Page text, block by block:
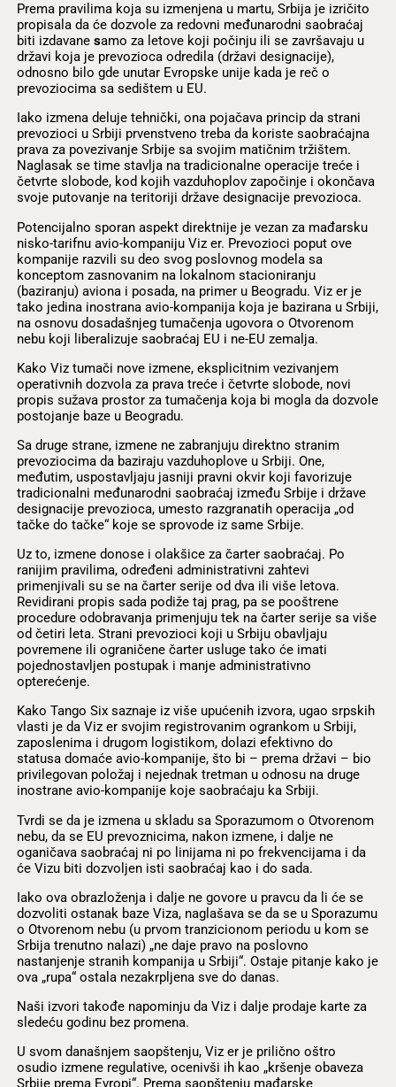
Prema pravilima koja su izmenjena u martu, Srbija je izričito
propisala da će dozvole za redovni međunarodni saobraćaj
biti izdavane samo za letove koji počinju ili se završavaju u
državi koja je prevozioca odredila (državi designacije),
odnosno bilo gde unutar Evropske unije kada je reč o
prevoziocima sa sedištem u EU.
Iako izmena deluje tehnički, ona pojačava princip da strani
prevozioci u Srbiji prvenstveno treba da koriste saobraćajna
prava za povezivanje Srbije sa svojim matičnim tržištem.
Naglasak se time stavlja na tradicionalne operacije treće i
četvrte slobode, kod kojih vazduhoplov započinje i okončava
svoje putovanje na teritoriji države designacije prevozioca.
Potencijalno sporan aspekt direktnije je vezan za mađarsku
nisko-tarifnu avio-kompaniju Viz er. Prevozioci poput ove
kompanije razvili su deo svog poslovnog modela sa
konceptom zasnovanim na lokalnom stacioniranju
(baziranju) aviona i posada, na primer u Beogradu. Viz er je
tako jedina inostrana avio-kompanija koja je bazirana u Srbiji,
na osnovu dosadašnjeg tumačenja ugovora o Otvorenom
nebu koji liberalizuje saobraćaj EU i ne-EU zemalja.
Kako Viz tumači nove izmene, eksplicitnim vezivanjem
operativnih dozvola za prava treće i četvrte slobode, novi
propis sužava prostor za tumačenja koja bi mogla da dozvole
postojanje baze u Beogradu.
Sa druge strane, izmene ne zabranjuju direktno stranim
prevoziocima da baziraju vazduhoplove u Srbiji. One,
međutim, uspostavljaju jasniji pravni okvir koji favorizuje
tradicionalni međunarodni saobraćaj između Srbije i države
designacije prevozioca, umesto razgranatih operacija „od
tačke do tačke“ koje se sprovode iz same Srbije.
Uz to, izmene donose i olakšice za čarter saobraćaj. Po
ranijim pravilima, određeni administrativni zahtevi
primenjivali su se na čarter serije od dva ili više letova.
Revidirani propis sada podiže taj prag, pa se pooštrene
procedure odobravanja primenjuju tek na čarter serije sa više
od četiri leta. Strani prevozioci koji u Srbiju obavljaju
povremene ili ograničene čarter usluge tako će imati
pojednostavljen postupak i manje administrativno
opterećenje.
Kako Tango Six saznaje iz više upućenih izvora, ugao srpskih
vlasti je da Viz er svojim registrovanim ogrankom u Srbiji,
zaposlenima i drugom logistikom, dolazi efektivno do
statusa domaće avio-kompanije, što bi – prema državi – bio
privilegovan položaj i nejednak tretman u odnosu na druge
inostrane avio-kompanije koje saobraćaju ka Srbiji.
Tvrdi se da je izmena u skladu sa Sporazumom o Otvorenom
nebu, da se EU prevoznicima, nakon izmene, i dalje ne
oganičava saobraćaj ni po linijama ni po frekvencijama i da
će Vizu biti dozvoljen isti saobraćaj kao i do sada.
Iako ova obrazloženja i dalje ne govore u pravcu da li će se
dozvoliti ostanak baze Viza, naglašava se da se u Sporazumu
o Otvorenom nebu (u prvom tranzicionom periodu u kom se
Srbija trenutno nalazi) „ne daje pravo na poslovno
nastanjenje stranih kompanija u Srbiji“. Ostaje pitanje kako je
ova „rupa“ ostala nezakrpljena sve do danas.
Naši izvori takođe napominju da Viz i dalje prodaje karte za
sledeću godinu bez promena.
U svom današnjem saopštenju, Viz er je prilično oštro
osudio izmene regulative, ocenivši ih kao „kršenje obaveza
Srbije prema Evropi“. Prema saopštenju mađarske